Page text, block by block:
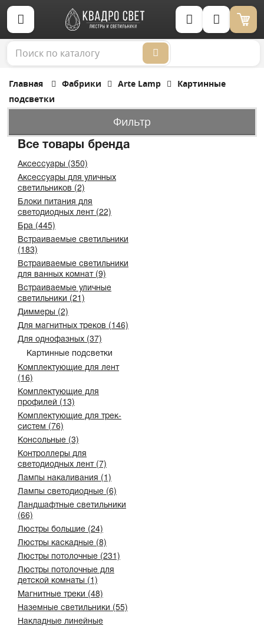
Корзина (0)
Главная Фабрики Arte Lamp
Картинные
подсветки
Фильтр
Все товары бренда
Аксессуары (350)
Аксессуары для уличных
светильников (2)
Блоки питания для
светодиодных лент (22)
Бра (445)
Встраиваемые светильники
(183)
Встраиваемые светильники
для ванных комнат (9)
Встраиваемые уличные
светильники (21)
Диммеры (2)
Для магнитных треков (146)
Для однофазных (37)
Картинные подсветки
Комплектующие для лент
(16)
Комплектующие для
профилей (13)
Комплектующие для трек-
систем (76)
Консольные (3)
Контроллеры для
светодиодных лент (7)
Лампы накаливания (1)
Лампы светодиодные (6)
Ландшафтные светильники
(66)
Люстры большие (24)
Люстры каскадные (8)
Люстры потолочные (231)
Люстры потолочные для
детской комнаты (1)
Магнитные треки (48)
Наземные светильники (55)
Накладные линейные